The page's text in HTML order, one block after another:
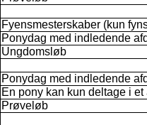
Fyensmesterskaber (kun
Ponydag med indledende
Ungdomsløb
Ponydag med indledende
En pony kan kun deltage i
Prøveløb